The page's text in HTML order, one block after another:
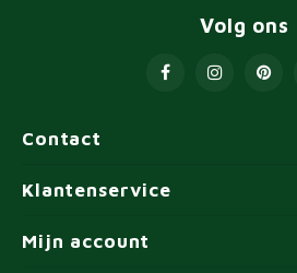
Contact
Volg ons
Klantenservice
Mijn account